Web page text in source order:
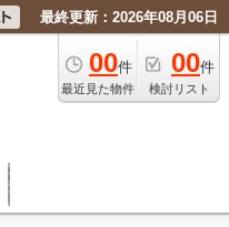
最終更新：2026年08月06日
00件
最近見た物件
00件
検討リスト